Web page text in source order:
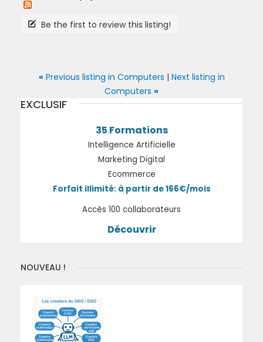
Be the first to review this listing!
« Previous listing in Computers | Next listing in
Computers »
EXCLUSIF
35 Formations
Intelligence Artificielle
Marketing Digital
Ecommerce
Forfait illimité: à partir de 166€/mois
Accès 100 collaborateurs
Découvrir
NOUVEAU !